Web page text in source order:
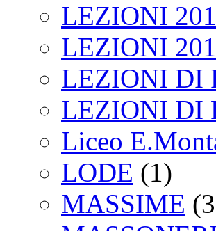
LEZIONI
LEZIONI
LEZIONI DI
LEZIONI DI
Liceo
LODE (1)
MASSIME